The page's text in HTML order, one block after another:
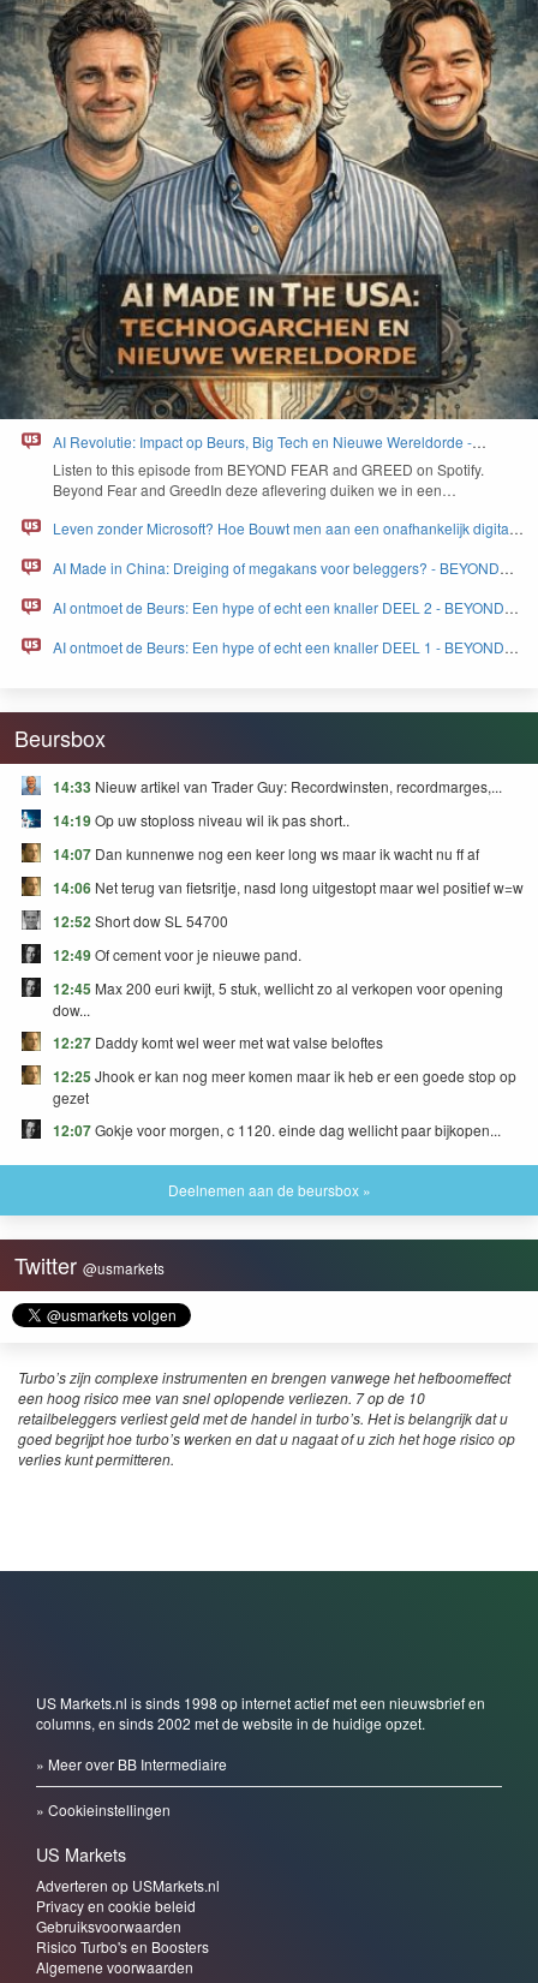
AI Revolutie: Impact op Beurs, Big Tech en Nieuwe Wereldorde -
BEYOND FEAR and GREED
Lis­ten to this episode from BEYOND FEAR and GREED on Spo­ti­fy.
Beyond Fear and Greed­In deze aflev­er­ing duiken we in een…
Leven zonder Microsoft? Hoe Bouwt men aan een onafhankelijk digitaal
AI Made in China: Dreiging of megakans voor beleggers? - BEYOND
AI ontmoet de Beurs: Een hype of echt een knaller DEEL 2 - BEYOND
AI ontmoet de Beurs: Een hype of echt een knaller DEEL 1 - BEYOND
Beursbox
14:33 Nieuw artikel van Trader Guy: Recordwinsten, recordmarges,...
14:19Op uw stoploss niveau wil ik pas short..
14:07 Dan kunnenwe nog een keer long ws maar ik wacht nu ff af
14:06 Net terug van fietsritje, nasd long uitgestopt maar wel positief w=w
12:52Short dow SL 54700
12:49Of cement voor je nieuwe pand.
12:45 Max 200 euri kwijt, 5 stuk, wellicht zo al verkopen voor opening
dow...
12:27 Daddy komt wel weer met wat valse beloftes
12:25 Jhook er kan nog meer komen maar ik heb er een goede stop op
gezet
12:07Gokje voor morgen, c 1120. einde dag wellicht paar bijkopen...
Deelnemen aan de beursbox »
Twitter @usmarkets
Turbo’s zijn complexe instrumenten en brengen vanwege het hefboomeffect
een hoog risico mee van snel oplopende verliezen. 7 op de 10
retailbeleggers verliest geld met de handel in turbo’s. Het is belangrijk dat u
goed begrijpt hoe turbo’s werken en dat u nagaat of u zich het hoge risico op
verlies kunt permitteren.
US Markets.nl is sinds 1998 op internet actief met een nieuwsbrief en
columns, en sinds 2002 met de website in de huidige opzet.
» Meer over BB Intermediaire
» Cookieinstellingen
US Markets
Adverteren op USMarkets.nl
Privacy en cookie beleid
Gebruiksvoorwaarden
Risico Turbo's en Boosters
Algemene voorwaarden